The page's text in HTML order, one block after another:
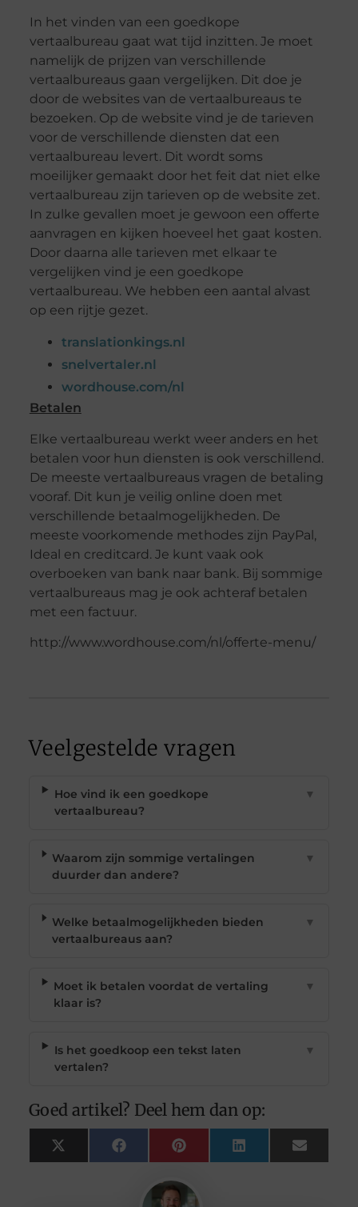
In het vinden van een goedkope
vertaalbureau gaat wat tijd inzitten. Je moet
namelijk de prijzen van verschillende
vertaalbureaus gaan vergelijken. Dit doe je
door de websites van de vertaalbureaus te
bezoeken. Op de website vind je de tarieven
voor de verschillende diensten dat een
vertaalbureau levert. Dit wordt soms
moeilijker gemaakt door het feit dat niet elke
vertaalbureau zijn tarieven op de website zet.
In zulke gevallen moet je gewoon een offerte
aanvragen en kijken hoeveel het gaat kosten.
Door daarna alle tarieven met elkaar te
vergelijken vind je een goedkope
vertaalbureau. We hebben een aantal alvast
op een rijtje gezet.
translationkings.nl
snelvertaler.nl
wordhouse.com/nl
Betalen
Elke vertaalbureau werkt weer anders en het
betalen voor hun diensten is ook verschillend.
De meeste vertaalbureaus vragen de betaling
vooraf. Dit kun je veilig online doen met
verschillende betaalmogelijkheden. De
meeste voorkomende methodes zijn PayPal,
Ideal en creditcard. Je kunt vaak ook
overboeken van bank naar bank. Bij sommige
vertaalbureaus mag je ook achteraf betalen
met een factuur.
http://www.wordhouse.com/nl/offerte-menu/
Veelgestelde vragen
Hoe vind ik een goedkope
vertaalbureau?
▼
Waarom zijn sommige vertalingen
duurder dan andere?
▼
Welke betaalmogelijkheden bieden
vertaalbureaus aan?
▼
Moet ik betalen voordat de vertaling
klaar is?
▼
Is het goedkoop een tekst laten
vertalen?
▼
Goed artikel? Deel hem dan op:
X
(Twitter)
FacebookPinterest LinkedIn Email